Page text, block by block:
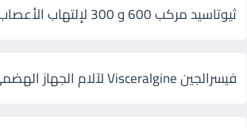
ثيوتاسيد مركب 600 و 300 لإلتهاب الأعصاب
فيسرالجين Visceralgine لآلام الجهاز الهضمى